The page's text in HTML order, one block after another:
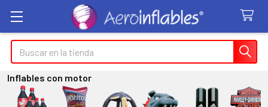
Buscar
Inflables con motor